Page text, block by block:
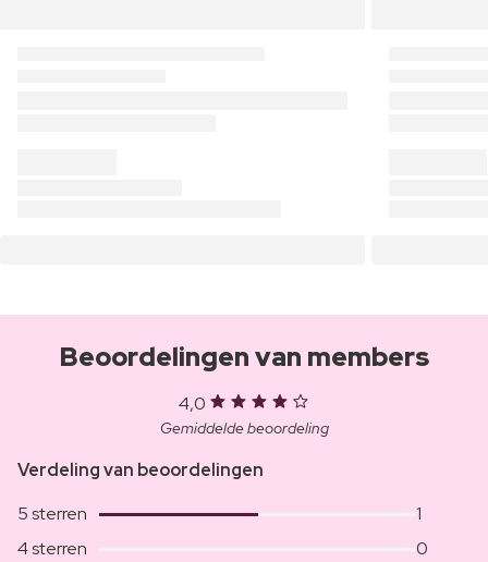
Beoordelingen van members
4,0
Gemiddelde beoordeling
Verdeling van beoordelingen
5 sterren
1
4 sterren
0